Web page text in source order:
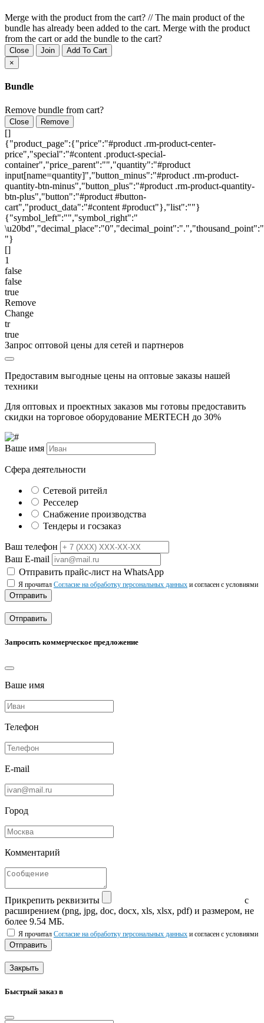
Merge with the product from the cart? //The main product of the
bundle has already been added to the cart. Merge with the product
from the cart or add the bundle to the cart?
Close Join
Add To Cart
×
Bundle
Remove bundle from cart?
Close Remove
[]
{"product_page":{"price":"#product .rm-product-center-
price","special":"#content .product-special-
container","price_parent":"","quantity":"#product
input[name=quantity]","button_minus":"#product .rm-product-
quantity-btn-minus","button_plus":"#product .rm-product-quantity-
btn-plus","button":"#product #button-
cart","product_data":"#content #product"},"list":""}
{"symbol_left":"","symbol_right":"
\u20bd","decimal_place":"0","decimal_point":".","thousand_point":"
"}
[]
1
false
false
true
Remove
Change
tr
true
Запрос оптовой цены для сетей и партнеров
Предоставим выгодные цены на оптовые заказы нашей
техники
Для оптовых и проектных заказов мы готовы предоставить
скидки на торговое оборудование MERTECH до 30%
Ваше имя
Сфера деятельности
Сетевой ритейл
Ресселер
Снабжение производства
Тендеры и госзаказ
Ваш телефон
Ваш E-mail
Отправить прайс-лист на WhatsApp
Я прочитал Согласие на обработку персональных данных и согласен с условиями
Отправить
Отправить
Запросить коммерческое предложение
Ваше имя
Телефон
E-mail
Город
Комментарий
Прикрепить реквизиты
с
расширением (png, jpg, doc, docx, xls, xlsx, pdf) и размером, не
более 9.54 МБ.
Я прочитал Согласие на обработку персональных данных и согласен с условиями
Отправить
Закрыть
Быстрый заказ в